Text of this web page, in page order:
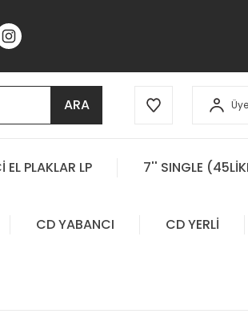
ARA
EL PLAKLAR LP 7'' SINGLE
CD YABANCI CD YERLİ